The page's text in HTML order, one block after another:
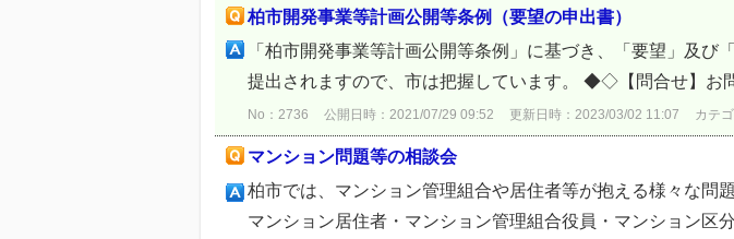
柏市開発事業等計画公開等条例（要望の申出書）
「柏市開発事業等計画公開等条例」に基づき、「要望」及
提出されますので、市は把握しています。 ◆◇【問合せ】
No：2736 公開日時：2021/07/29 09:52 更新日時：2023/03/02 11:07 カテ
マンション問題等の相談会
柏市では、マンション管理組合や居住者等が抱える様々な問
マンション居住者・マンション管理組合役員・マンション区